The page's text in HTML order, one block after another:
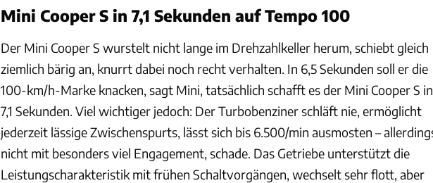
Mini Cooper S in 7,1 Sekunden auf Tempo 100
Der Mini Cooper S wurstelt nicht lange im Drehzahlkeller herum, schiebt gleich
ziemlich bärig an, knurrt dabei noch recht verhalten. In 6,5 Sekunden soll er die
100-km/h-Marke knacken, sagt Mini, tatsächlich schafft es der Mini Cooper S in
7,1 Sekunden. Viel wichtiger jedoch: Der Turbobenziner schläft nie, ermöglicht
jederzeit lässige Zwischenspurts, lässt sich bis 6.500/min ausmosten –
nicht mit besonders viel Engagement, schade. Das Getriebe unterstützt die
Leistungscharakteristik mit frühen Schaltvorgängen, wechselt sehr flott, aber